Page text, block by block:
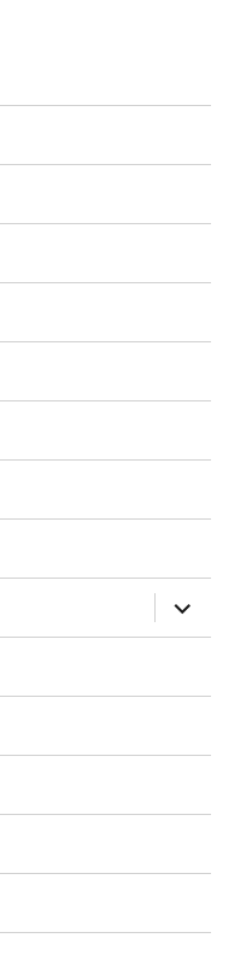
öffnen